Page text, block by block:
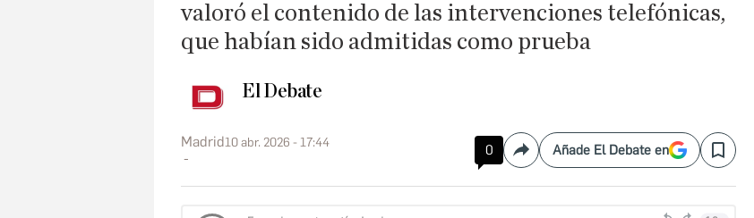
valoró el contenido de las intervenciones telefónicas,
que habían sido admitidas como prueba
El Debate
Madrid10 abr. 2026 - 17:44 0 CompartirAñade El Debate en Save